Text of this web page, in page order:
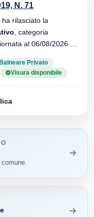
N. 71
rilasciato la
, categoria
Privato
Visura disponibile